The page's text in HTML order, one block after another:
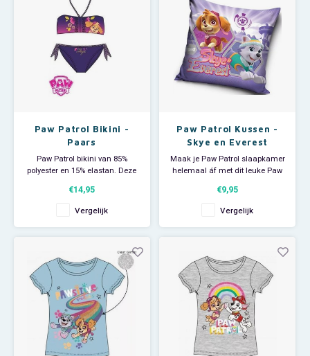
Paw Patrol Bikini -
Paars
Paw Patrol bikini van 85%
polyester en 15% elastan. Deze
het halter bikini top.
€14,95
Vergelijk
Paw Patrol Kussen -
Skye en Everest
Maak je Paw Patrol slaapkamer
helemaal áf met dit leuke Paw
kussen staan de pups Skye en
Everest. Afmeting: 40x40 cm.
Materiaal: 100% polyester.
€9,95
Vergelijk